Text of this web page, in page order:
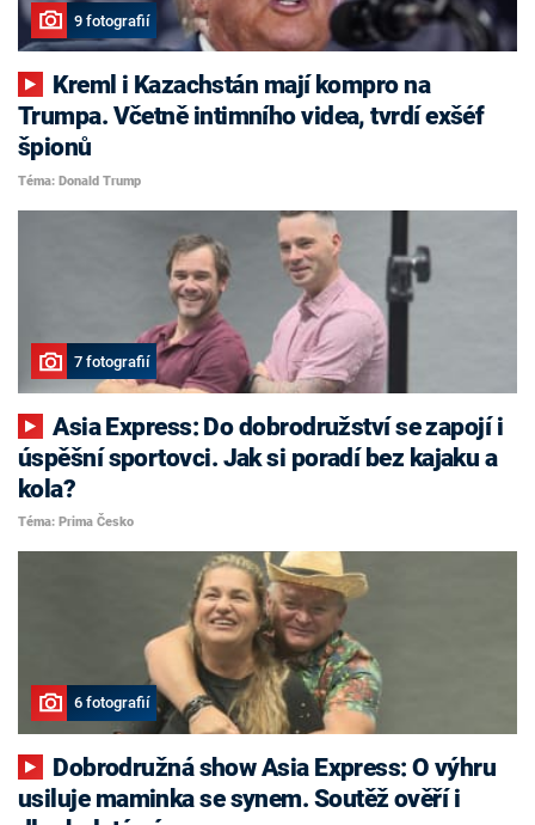
9 fotografií
Trumpa. Včetně intimního videa, tvrdí exšéf
špionů
Téma: Donald Trump
7 fotografií
Asia Express: Do dobrodružství se zapojí i
úspěšní sportovci. Jak si poradí bez kajaku a
kola?
Téma: Prima Česko
6 fotografií
usiluje maminka se synem. Soutěž ověří i